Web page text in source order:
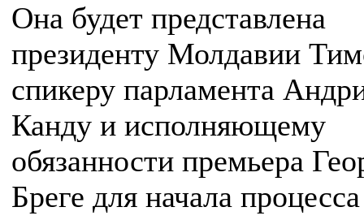
Она будет представлена
президенту Молдавии
спикеру парламента
Канду и исполняющему
обязанности премьера
Бреге для начала процесса